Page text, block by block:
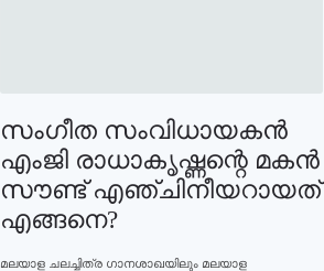
സംഗീത സംവിധായകന്‍
എംജി രാധാകൃഷ്ണന്റെ മകന്‍
സൗണ്ട് എഞ്ചിനീയറായത്
എങ്ങനെ?
മലയാള ചലച്ചിത്ര ഗാനശാഖയിലും മലയാള